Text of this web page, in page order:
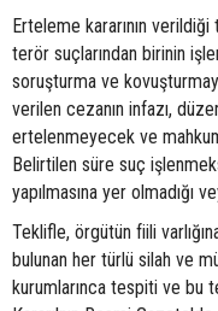
Erteleme kararının
terör suçlarından birinin
soruşturma ve
verilen cezanın infazı,
ertelenmeyecek ve
Belirtilen süre suç
yapılmasına yer olmadığı
Teklifle, örgütün fiili
bulunan her türlü silah ve
kurumlarınca tespiti ve bu